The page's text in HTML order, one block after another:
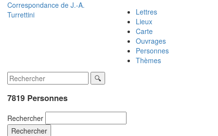
Correspondance de J.-A.
Turrettini
Lettres
Lieux
Carte
Ouvrages
Personnes
Thèmes
7819 Personnes
Rechercher
Rechercher